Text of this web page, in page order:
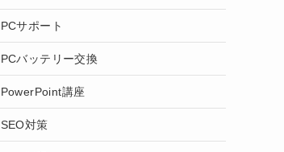
PCサポート
PCバッテリー交換
PowerPoint講座
SEO対策